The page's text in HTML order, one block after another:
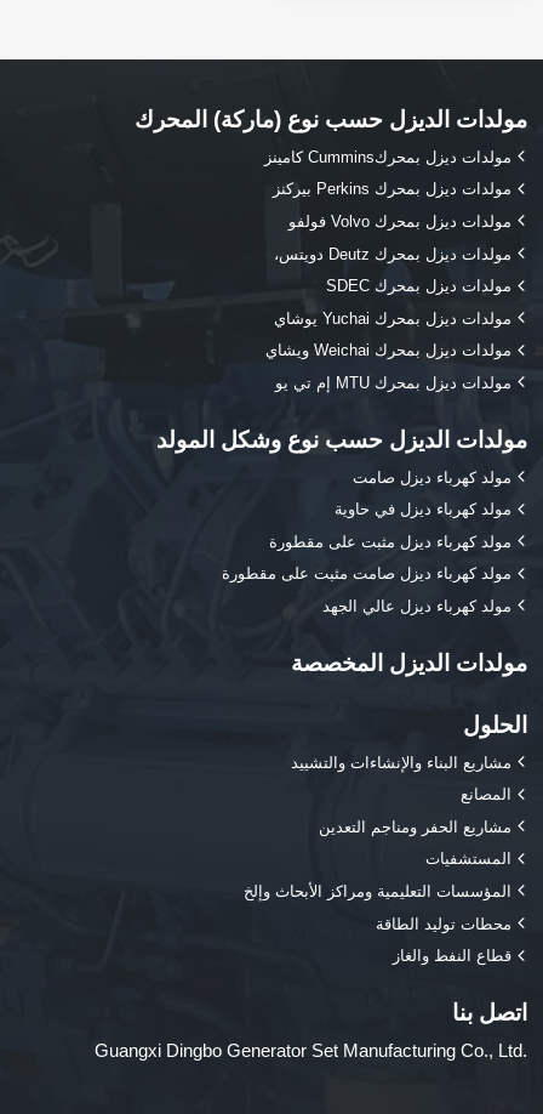
مولدات الديزل حسب نوع (ماركة) المحرك
مولدات ديزل بمحركCummins كامينز
مولدات ديزل بمحرك Perkins بيركنز
مولدات ديزل بمحرك Volvo فولفو
مولدات ديزل بمحرك Deutz دويتس،
مولدات ديزل بمحرك SDEC
مولدات ديزل بمحرك Yuchai يوشاي
مولدات ديزل بمحرك Weichai ويشاي
مولدات ديزل بمحرك MTU إم تي يو
مولدات الديزل حسب نوع وشكل المولد
مولد كهرباء ديزل صامت
مولد كهرباء ديزل في حاوية
مولد كهرباء ديزل مثبت على مقطورة
مولد كهرباء ديزل صامت مثبت على مقطورة
مولد كهرباء ديزل عالي الجهد
مولدات الديزل المخصصة
الحلول
مشاريع البناء والإنشاءات والتشييد
المصانع
مشاريع الحفر ومناجم التعدين
المستشفيات
المؤسسات التعليمية ومراكز الأبحاث وإلخ
محطات توليد الطاقة
قطاع النفط والغاز
اتصل بنا
Guangxi Dingbo Generator Set Manufacturing Co., Ltd.